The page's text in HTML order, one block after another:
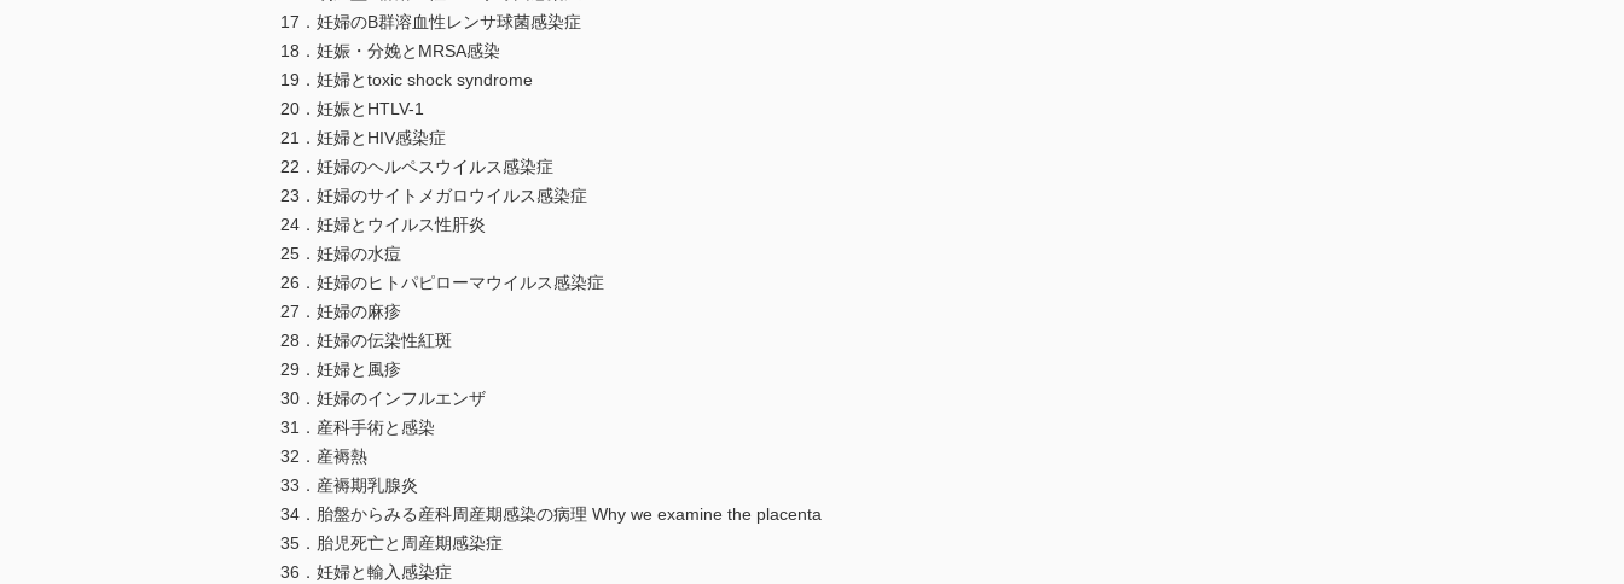
17．妊婦のB群溶血性レンサ球菌感染症
18．妊娠・分娩とMRSA感染
19．妊婦とtoxic shock syndrome
20．妊娠とHTLV-1
21．妊婦とHIV感染症
22．妊婦のヘルペスウイルス感染症
23．妊婦のサイトメガロウイルス感染症
24．妊婦とウイルス性肝炎
25．妊婦の水痘
26．妊婦のヒトパピローマウイルス感染症
27．妊婦の麻疹
28．妊婦の伝染性紅斑
29．妊婦と風疹
30．妊婦のインフルエンザ
31．産科手術と感染
32．産褥熱
33．産褥期乳腺炎
34．胎盤からみる産科周産期感染の病理 Why we examine the placenta
35．胎児死亡と周産期感染症
36．妊婦と輸入感染症